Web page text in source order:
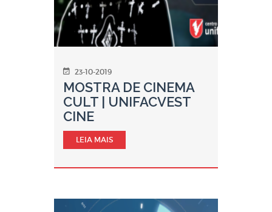
23-10-2019
MOSTRA DE CINEMA
CULT | UNIFACVEST
CINE
LEIA MAIS